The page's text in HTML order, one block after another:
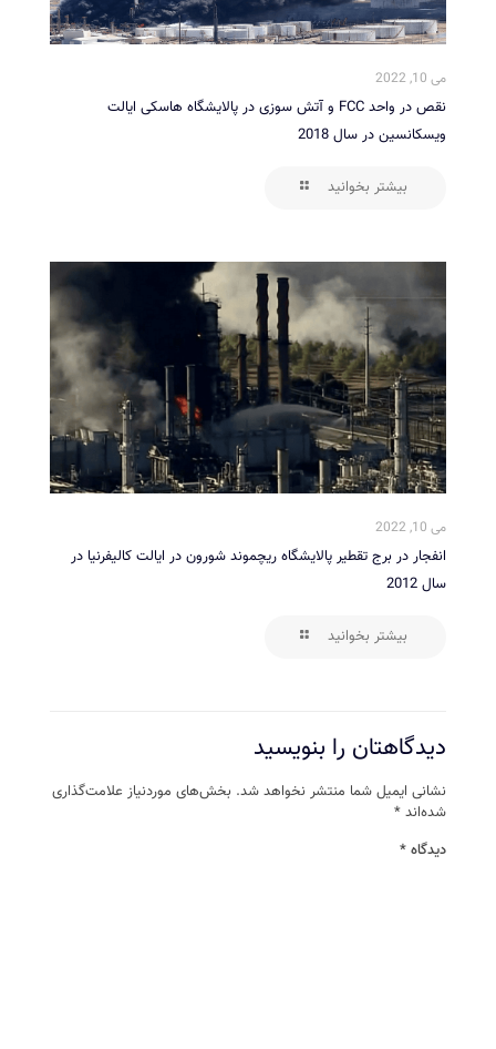
می 10, 2022
نقص در واحد FCC و آتش سوزی در پالایشگاه هاسکی ایالت
ویسکانسین در سال 2018
بیشتر بخوانید
می 10, 2022
انفجار در برج تقطیر پالایشگاه ریچموند شورون در ایالت کالیفرنیا در
سال 2012
بیشتر بخوانید
دیدگاهتان را بنویسید
نشانی ایمیل شما منتشر نخواهد شد. بخش‌های موردنیاز علامت‌گذاری
شده‌اند *
دیدگاه *